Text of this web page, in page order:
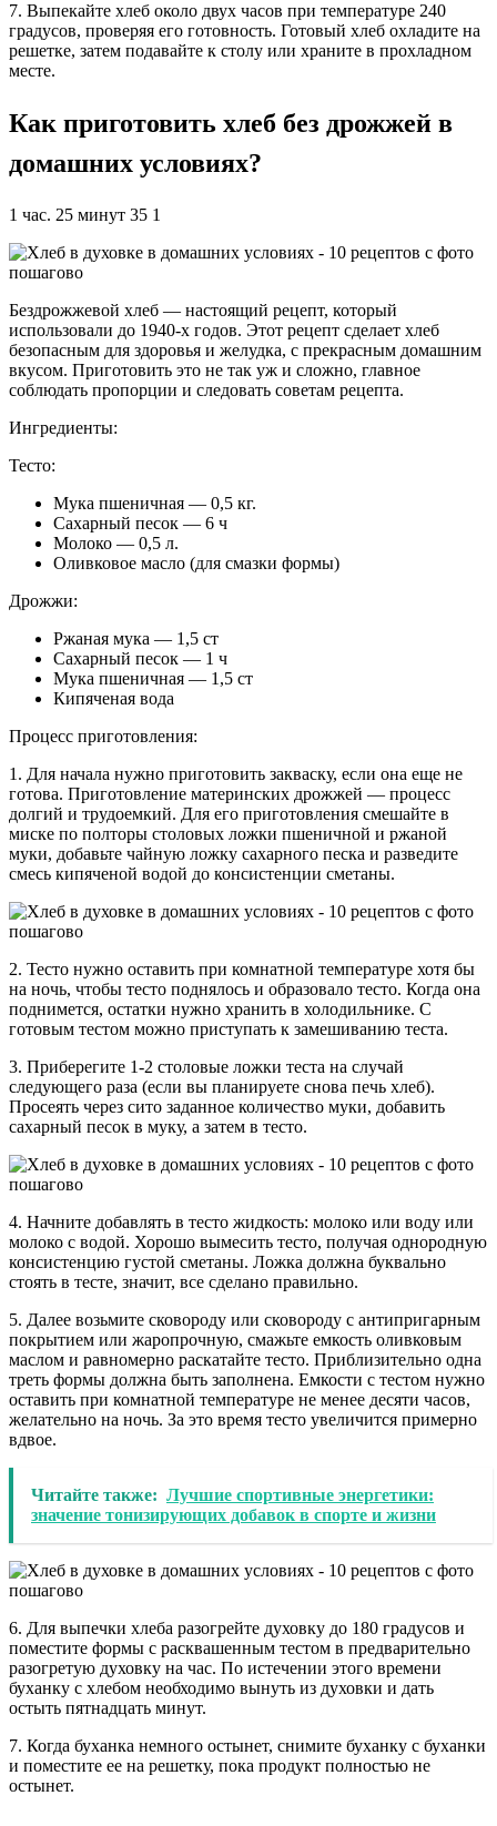
7. Выпекайте хлеб около двух часов при температуре 240
градусов, проверяя его готовность. Готовый хлеб охладите на
решетке, затем подавайте к столу или храните в прохладном
месте.
Как приготовить хлеб без дрожжей в
домашних условиях?
1 час. 25 минут 35 1
Бездрожжевой хлеб — настоящий рецепт, который
использовали до 1940-х годов. Этот рецепт сделает хлеб
безопасным для здоровья и желудка, с прекрасным домашним
вкусом. Приготовить это не так уж и сложно, главное
соблюдать пропорции и следовать советам рецепта.
Ингредиенты:
Тесто:
Мука пшеничная — 0,5 кг.
Сахарный песок — 6 ч
Молоко — 0,5 л.
Оливковое масло (для смазки формы)
Дрожжи:
Ржаная мука — 1,5 ст
Сахарный песок — 1 ч
Мука пшеничная — 1,5 ст
Кипяченая вода
Процесс приготовления:
1. Для начала нужно приготовить закваску, если она еще не
готова. Приготовление материнских дрожжей — процесс
долгий и трудоемкий. Для его приготовления смешайте в
миске по полторы столовых ложки пшеничной и ржаной
муки, добавьте чайную ложку сахарного песка и разведите
смесь кипяченой водой до консистенции сметаны.
2. Тесто нужно оставить при комнатной температуре хотя бы
на ночь, чтобы тесто поднялось и образовало тесто. Когда она
поднимется, остатки нужно хранить в холодильнике. С
готовым тестом можно приступать к замешиванию теста.
3. Приберегите 1-2 столовые ложки теста на случай
следующего раза (если вы планируете снова печь хлеб).
Просеять через сито заданное количество муки, добавить
сахарный песок в муку, а затем в тесто.
4. Начните добавлять в тесто жидкость: молоко или воду или
молоко с водой. Хорошо вымесить тесто, получая однородную
консистенцию густой сметаны. Ложка должна буквально
стоять в тесте, значит, все сделано правильно.
5. Далее возьмите сковороду или сковороду с антипригарным
покрытием или жаропрочную, смажьте емкость оливковым
маслом и равномерно раскатайте тесто. Приблизительно одна
треть формы должна быть заполнена. Емкости с тестом нужно
оставить при комнатной температуре не менее десяти часов,
желательно на ночь. За это время тесто увеличится примерно
вдвое.
Читайте также: Лучшие спортивные энергетики:
значение тонизирующих добавок в спорте и жизни
6. Для выпечки хлеба разогрейте духовку до 180 градусов и
поместите формы с расквашенным тестом в предварительно
разогретую духовку на час. По истечении этого времени
буханку с хлебом необходимо вынуть из духовки и дать
остыть пятнадцать минут.
7. Когда буханка немного остынет, снимите буханку с буханки
и поместите ее на решетку, пока продукт полностью не
остынет.